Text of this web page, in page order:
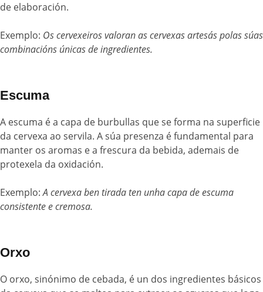
de elaboración.
Exemplo: Os cervexeiros valoran as cervexas artesás polas súas
combinacións únicas de ingredientes.
Escuma
A escuma é a capa de burbullas que se forma na superficie
da cervexa ao servila. A súa presenza é fundamental para
manter os aromas e a frescura da bebida, ademais de
protexela da oxidación.
Exemplo:A cervexa ben tirada ten unha capa de escuma
consistente e cremosa.
Orxo
O orxo, sinónimo de cebada, é un dos ingredientes básicos